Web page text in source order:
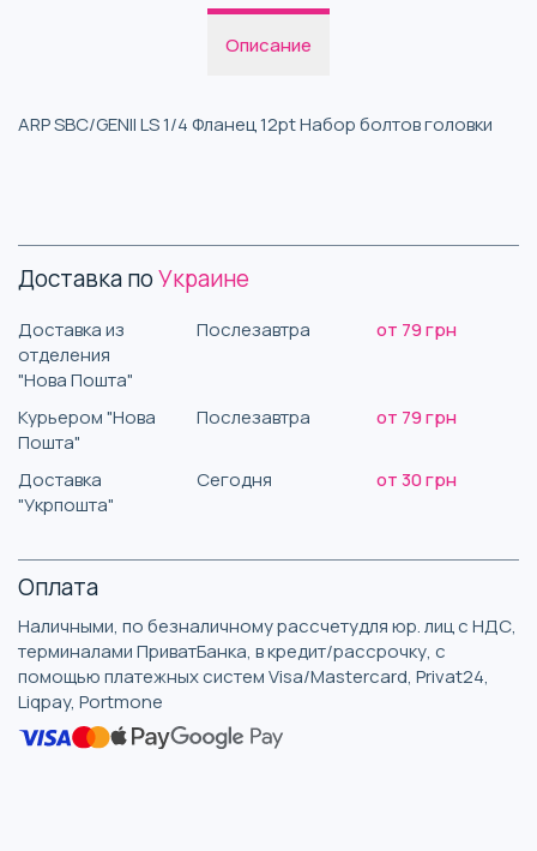
Описание
ARP SBC/GENII LS 1/4 Фланец 12pt Набор болтов головки
Доставка поУкраине
Доставка из
отделения
"Нова Пошта"
Послезавтра от 79 грн
Курьером "Нова
Пошта"
Послезавтра от 79 грн
Доставка
"Укрпошта"
Сегодня от 30 грн
Оплата
Наличными, по безналичному рассчетудля юр. лиц с НДС,
терминалами ПриватБанка, в кредит/рассрочку, с
помощью платежных систем Visa/Mastercard, Privat24,
Liqpay, Portmone